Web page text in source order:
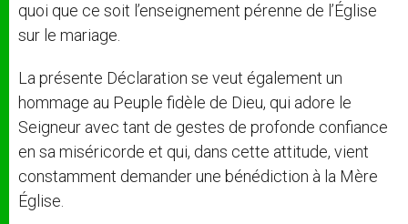
quoi que ce soit l’enseignement pérenne de l’Église
sur le mariage.
La présente Déclaration se veut également un
hommage au Peuple fidèle de Dieu, qui adore le
Seigneur avec tant de gestes de profonde confiance
en sa miséricorde et qui, dans cette attitude, vient
constamment demander une bénédiction à la Mère
Église.